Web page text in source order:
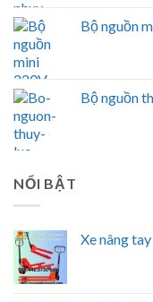
Bộ nguồn
Bộ nguồn
NỔI BẬT
Xe nâng